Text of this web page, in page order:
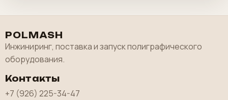
POLMASH
Инжиниринг, поставка и запуск полиграфического
оборудования.
Контакты
+7 (926) 225-34-47